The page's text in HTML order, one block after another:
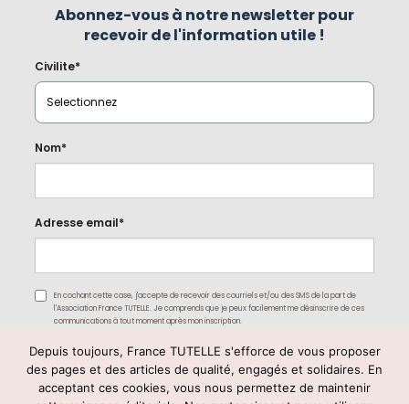
Abonnez-vous à notre newsletter pour
recevoir de l'information utile !
Civilite*
Nom*
Adresse email*
En cochant cette case, j'accepte de recevoir des courriels et/ou des SMS de la part de
l'Association France TUTELLE. Je comprends que je peux facilement me désinscrire de ces
communications à tout moment après mon inscription.
Depuis toujours, France TUTELLE s'efforce de vous proposer
des pages et des articles de qualité, engagés et solidaires. En
acceptant ces cookies, vous nous permettez de maintenir